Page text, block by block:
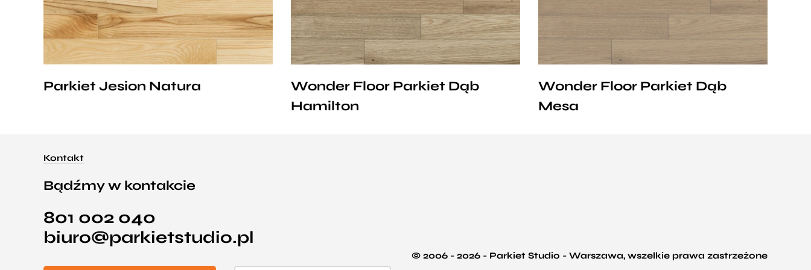
polskim gatunkiem drewna, idealny materiał na
podłogi. Drewno twarde, elastyczne i ciężkie,
jego wysoka odporność na ścieranie
gwarantuje długowieczność podłogi.
Parkiet Jesion Natura
Natur,Avantgard lubStandard.
Wonder Floor Parkiet Dąb
Hamilton
Wonder Floor Parkiet Dąb
Mesa
Kontakt
Bądźmy w kontakcie
801 002 040
biuro@parkietstudio.pl
© 2006 - 2026 - Parkiet Studio - Warszawa, wszelkie prawa zastrzeżone